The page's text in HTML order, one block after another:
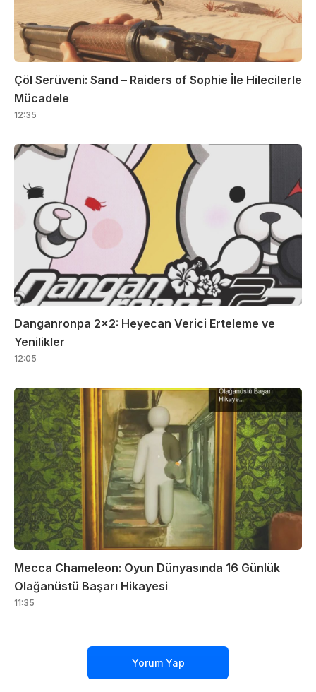
Çöl Serüveni: Sand – Raiders of Sophie İle Hilecilerle
Mücadele
12:35
Danganronpa 2×2: Heyecan Verici Erteleme ve
Yenilikler
12:05
Mecca Chameleon: Oyun Dünyasında 16 Günlük
Olağanüstü Başarı Hikayesi
11:35
Yorum Yap